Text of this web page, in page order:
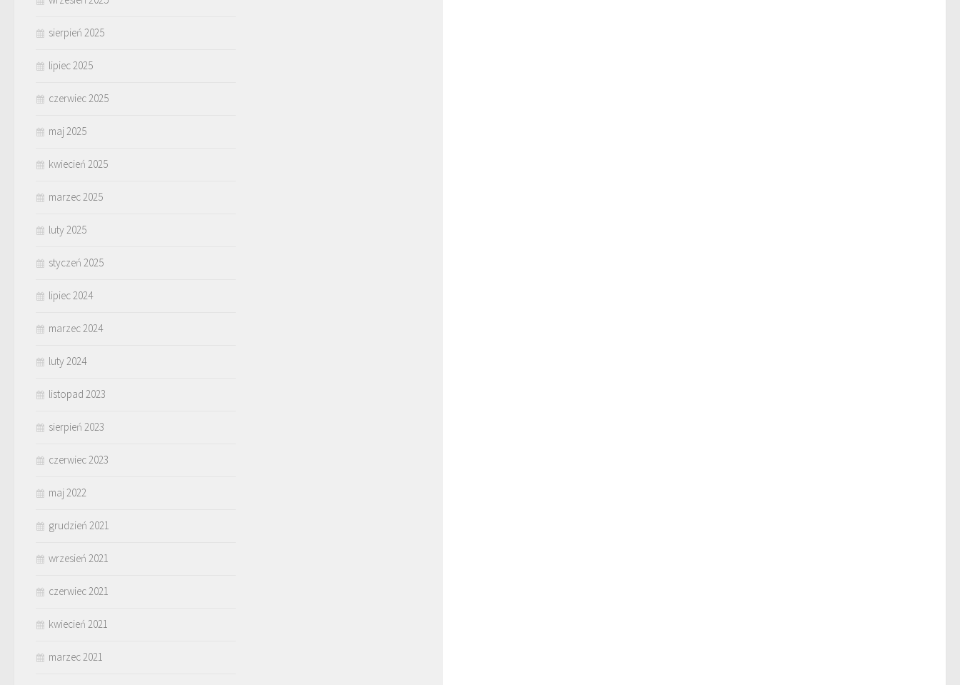
sierpień 2025
lipiec 2025
czerwiec 2025
maj 2025
kwiecień 2025
marzec 2025
luty 2025
styczeń 2025
lipiec 2024
marzec 2024
luty 2024
listopad 2023
sierpień 2023
czerwiec 2023
maj 2022
grudzień 2021
wrzesień 2021
czerwiec 2021
kwiecień 2021
marzec 2021